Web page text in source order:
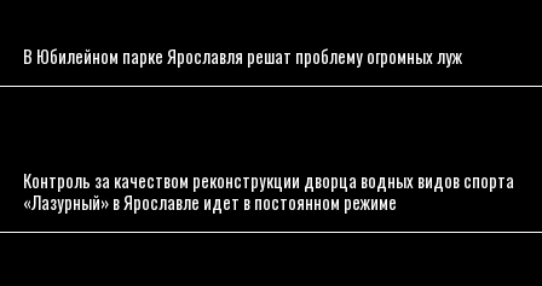
В Юбилейном парке Ярославля решат проблему огромных луж
Контроль за качеством реконструкции дворца водных видов спорта
«Лазурный» в Ярославле идет в постоянном режиме